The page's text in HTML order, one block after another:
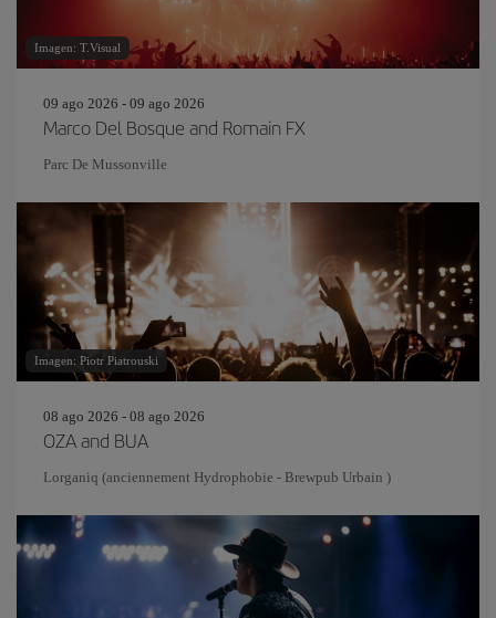
Imagen: T.Visual
09 ago 2026 - 09 ago 2026
Marco Del Bosque and Romain FX
Parc De Mussonville
Imagen: Piotr Piatrouski
08 ago 2026 - 08 ago 2026
OZA and BUA
Lorganiq (anciennement Hydrophobie - Brewpub Urbain )